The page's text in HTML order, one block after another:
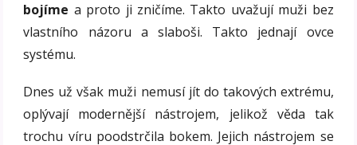
bojíme a proto ji zničíme. Takto uvažují muži bez
vlastního názoru a slaboši. Takto jednají ovce
systému.
Dnes už však muži nemusí jít do takových extrému,
oplývají modernější nástrojem, jelikož věda tak
trochu víru poodstrčila bokem. Jejich nástrojem se